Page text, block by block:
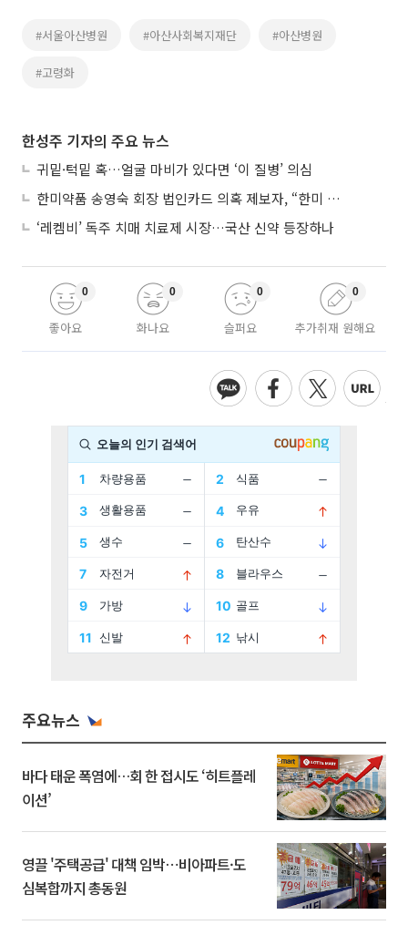
#서울아산병원 #아산사회복지재단 #아산병원
#고령화
한성주 기자의 주요 뉴스
귀밑·턱밑 혹…얼굴 마비가 있다면 ‘이 질병’ 의심
한미약품 송영숙 회장 법인카드 의혹 제보자, “한미 잘 되기 바라는 마음”
‘레켐비’ 독주 치매 치료제 시장…국산 신약 등장하나
좋아요
0
화나요
0
슬퍼요
0
추가취재 원해요
0
주요뉴스
바다 태운 폭염에…회 한 접시도 ‘히트플레
이션’
영끌 '주택공급' 대책 임박⋯비아파트·도
심복합까지 총동원